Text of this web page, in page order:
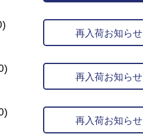
再入荷お知らせ
再入荷お知らせ
再入荷お知らせ